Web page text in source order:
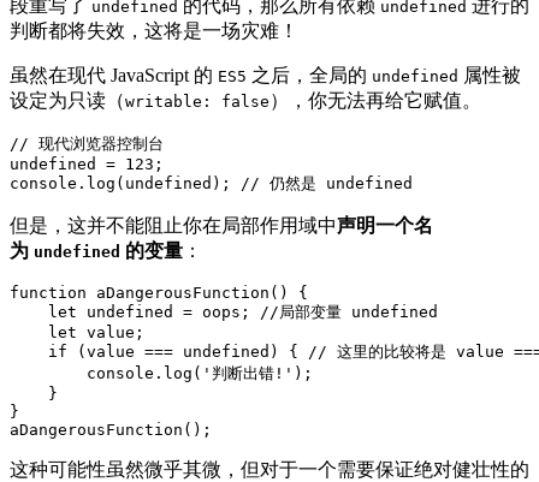
段重写了 undefined 的代码，那么所有依赖 undefined 进行的
判断都将失效，这将是一场灾难！
虽然在现代 JavaScript 的 ES5 之后，全局的 undefined 属性被
设定为只读（writable: false ），你无法再给它赋值。
// 现代浏览器控制台
undefined = 123;
但是，这并不能阻止你在局部作用域中声明一个名
为 undefined 的变量 ：
function aDangerousFunction() {
    let undefined = oops; //局部变量 undefined
    let value;
if (value === undefined) { // 这里的比较将是 value
        console.log('判断出错!');
    }
}
aDangerousFunction();
这种可能性虽然微乎其微，但对于一个需要保证绝对健壮性的